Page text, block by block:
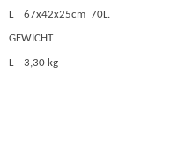
L 67x42x25cm 70L.
GEWICHT
L 3,30 kg